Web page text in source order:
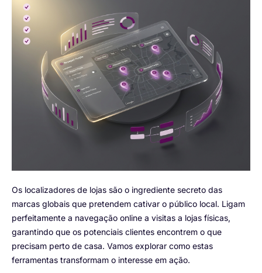
Os localizadores de lojas são o ingrediente secreto das
marcas globais que pretendem cativar o público local. Ligam
perfeitamente a navegação online a visitas a lojas físicas,
garantindo que os potenciais clientes encontrem o que
precisam perto de casa. Vamos explorar como estas
ferramentas transformam o interesse em ação.